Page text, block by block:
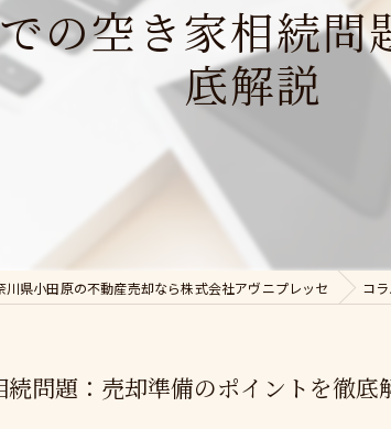
の空き家相続
底解説
川県小田原の不動産売却なら株式会社アヴニプレッセ コ
問題：売却準備のポイントを徹底